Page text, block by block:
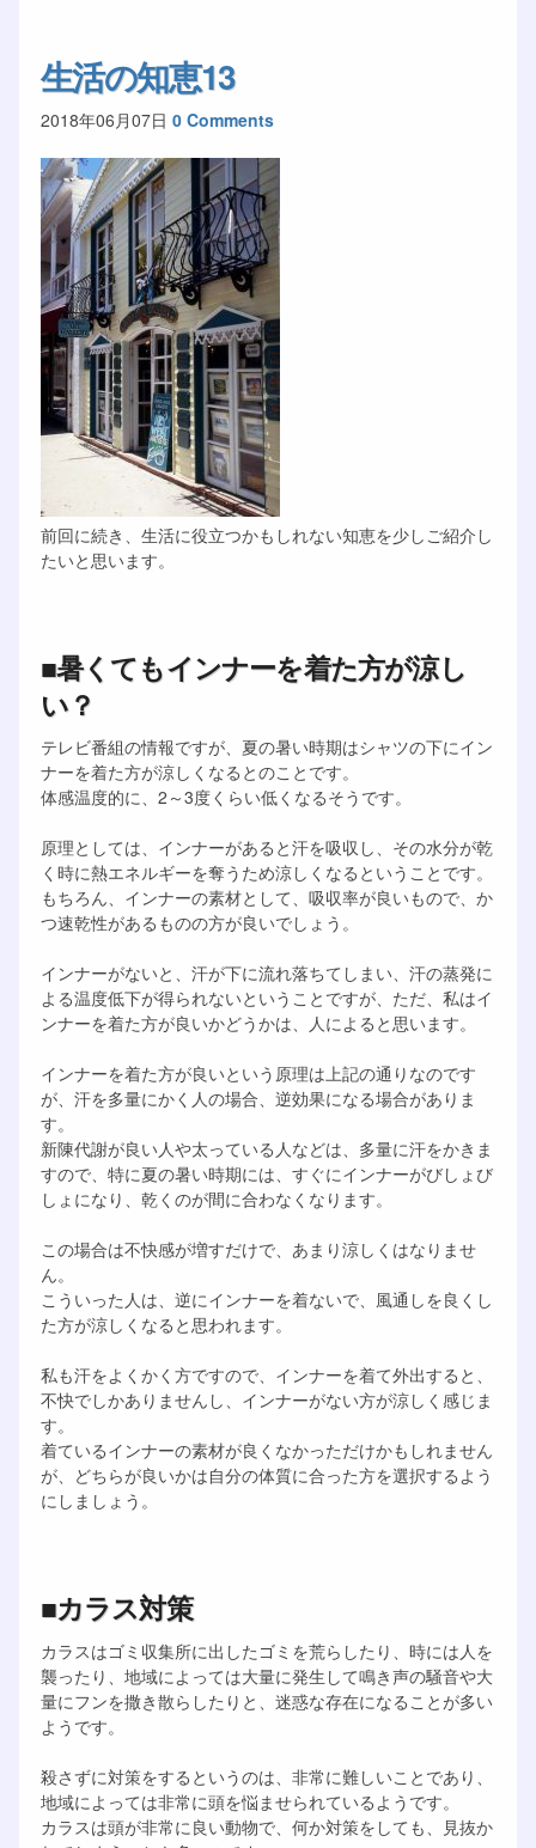
生活の知恵13
2018年06月07日 0 Comments
前回に続き、生活に役立つかもしれない知恵を少しご紹介し
たいと思います。
■暑くてもインナーを着た方が涼し
い？
テレビ番組の情報ですが、夏の暑い時期はシャツの下にイン
ナーを着た方が涼しくなるとのことです。
体感温度的に、2～3度くらい低くなるそうです。
原理としては、インナーがあると汗を吸収し、その水分が乾
く時に熱エネルギーを奪うため涼しくなるということです。
もちろん、インナーの素材として、吸収率が良いもので、か
つ速乾性があるものの方が良いでしょう。
インナーがないと、汗が下に流れ落ちてしまい、汗の蒸発に
よる温度低下が得られないということですが、ただ、私はイ
ンナーを着た方が良いかどうかは、人によると思います。
インナーを着た方が良いという原理は上記の通りなのです
が、汗を多量にかく人の場合、逆効果になる場合がありま
す。
新陳代謝が良い人や太っている人などは、多量に汗をかきま
すので、特に夏の暑い時期には、すぐにインナーがびしょび
しょになり、乾くのが間に合わなくなります。
この場合は不快感が増すだけで、あまり涼しくはなりませ
ん。
こういった人は、逆にインナーを着ないで、風通しを良くし
た方が涼しくなると思われます。
私も汗をよくかく方ですので、インナーを着て外出すると、
不快でしかありませんし、インナーがない方が涼しく感じま
す。
着ているインナーの素材が良くなかっただけかもしれません
が、どちらが良いかは自分の体質に合った方を選択するよう
にしましょう。
■カラス対策
カラスはゴミ収集所に出したゴミを荒らしたり、時には人を
襲ったり、地域によっては大量に発生して鳴き声の騒音や大
量にフンを撒き散らしたりと、迷惑な存在になることが多い
ようです。
殺さずに対策をするというのは、非常に難しいことであり、
地域によっては非常に頭を悩ませられているようです。
カラスは頭が非常に良い動物で、何か対策をしても、見抜か